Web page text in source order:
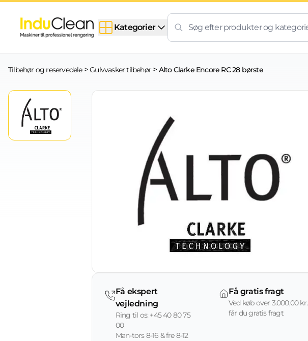
Skip to content
Kategorier
Tilbehør og reservedele>Gulvvasker tilbehør > Alto Clarke Encore RC 28 børste
Få ekspert
vejledning
Ring til os: +45 40 80 75
00
Man-tors 8-16 & fre 8-12
Få gratis fragt
Ved køb over 3.000,00 kr.
får du gratis fragt